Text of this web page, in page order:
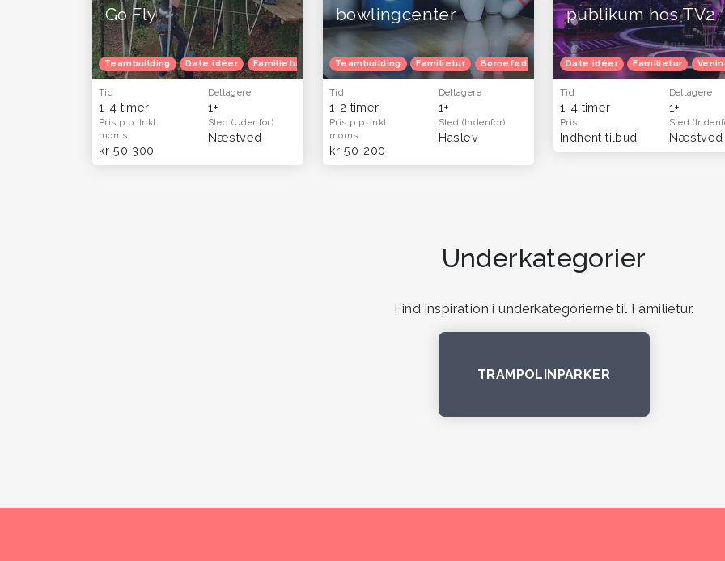
Go Fly
Teambuilding Date idéer Familietur Børnefødselsdag Herretur Venindetur Blå mandag
Tid
1-4 timer
Deltagere
1+
Pris p.p. Inkl.
moms
kr 50-300
Sted (Udenfor)
Næstved
bowlingcenter
Teambuilding Familietur Børnefødselsdag Julefrokost Herretur
Tid
1-2 timer
Deltagere
1+
Pris p.p. Inkl.
moms
kr 50-200
Sted (Indenfor)
Haslev
publikum hos TV2
Date idéer Familietur
Tid
1-4 timer
Deltagere
1+
Pris
Indhent tilbud
Sted
Underkategorier
Find inspiration i underkategorierne til Familietur.
TRAMPOLINPARKER